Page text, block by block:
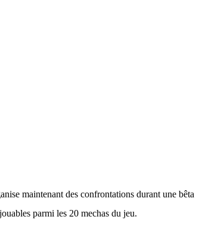
maintenant des confrontations durant une bêta
parmi les 20 mechas du jeu.